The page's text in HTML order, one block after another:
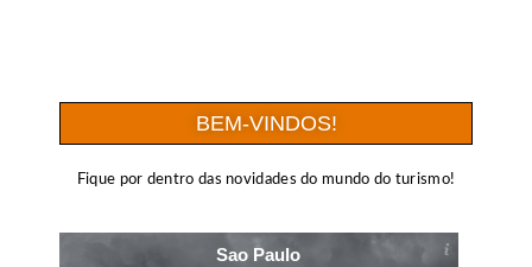
BEM-VINDOS!
Fique por dentro das novidades do mundo do turismo!
Sao Paulo